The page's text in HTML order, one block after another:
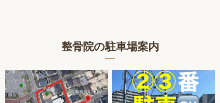
整骨院の駐車場案内